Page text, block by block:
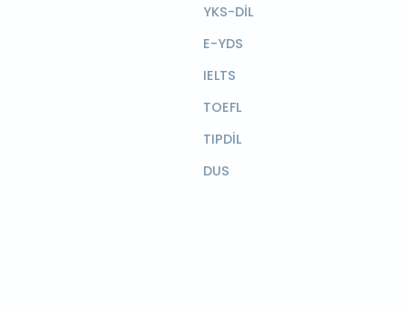
YKS-DİL
E-YDS
IELTS
TOEFL
TIPDİL
DUS